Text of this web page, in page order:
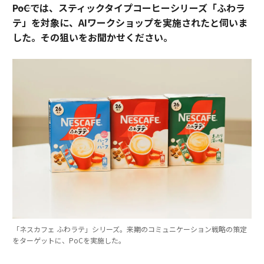
――PoCでは、スティックタイプコーヒーシリーズ「ふわラ
テ」を対象に、AIワークショップを実施されたと伺いま
した。その狙いをお聞かせください。
「ネスカフェ ふわラテ」シリーズ。来期のコミュニケーション戦略の策定
をターゲットに、PoCを実施した。